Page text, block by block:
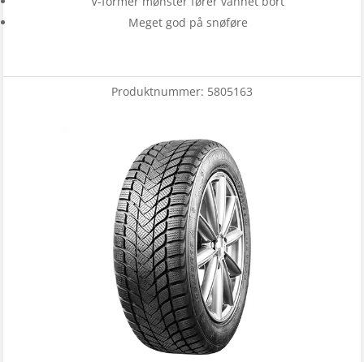
Meget god på snøføre
Produktnummer: 5805163